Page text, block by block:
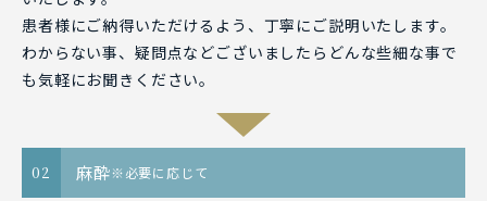
患者様にご納得いただけるよう、丁寧にご説明いたします。
わからない事、疑問点などございましたらどんな些細な事で
も気軽にお聞きください。
02 麻酔※必要に応じて